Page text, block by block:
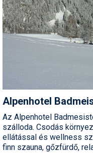
Alpenhotel
Az Alpenhotel
szálloda. Csodás
ellátással és wellness
finn szauna, gőzfürdő,